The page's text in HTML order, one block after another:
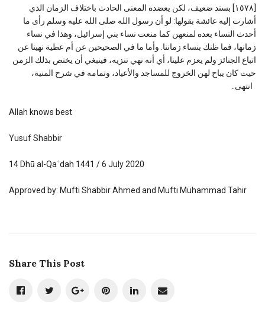
[١٥٧٨] بسند ضعيف، لكن يعضده المعنى الحادث باختلاف الزمان الذي
أشارت إليه عائشة بقولها: لو أن رسول الله صلى الله عليه وسلم رأى ما
أحدث النساء بعده لمنعهن كما منعت نساء بني إسرائيل، وهذا في نساء
زمانها، فما ظنك بنساء زماننا. وأما ما في الصحيحين عن أم عطية نهينا عن
اتباع الجنائز ولم يعزم علينا، أي أنه نهي تنزيه، فينبغي أن يختص بذلك الزمن
حيث كان يباح لهن الخروج للمساجد والأعياد، وتمامه في شرح المنية،
Allah knows best
Yusuf Shabbir
14 Dhū al-Qaʿdah 1441 / 6 July 2020
Approved by: Mufti Shabbir Ahmed and Mufti Muhammad Tahir
Share This Post